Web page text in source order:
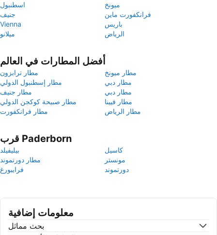
اسطنبول
ميونخ
جنيف
فرانكفورت ماين
Vienna
باريس
ميلانو
الرياض
أفضل المطارات في العالم
مطار ترابزون
مطار ميونخ
مطار إسطنبول الدولي
مطار دبي
مطار جنيف
مطار دبي
مطار صبيحة كوكجن الدولي
مطار فيينا
مطار فرانكفورت
مطار الرياض
قرب Paderborn
بيليفيلد
كاسيل
مطار دورتموند
مونستر
فرايبورغ
دورتموند
معلومات إضافية
بحث مماثل